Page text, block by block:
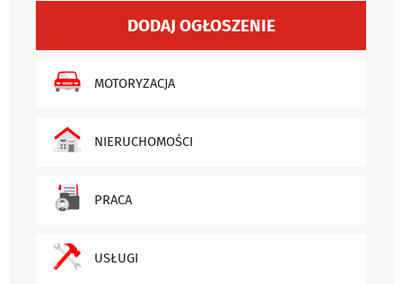
DODAJ OGŁOSZENIE
MOTORYZACJA
NIERUCHOMOŚCI
PRACA
USŁUGI